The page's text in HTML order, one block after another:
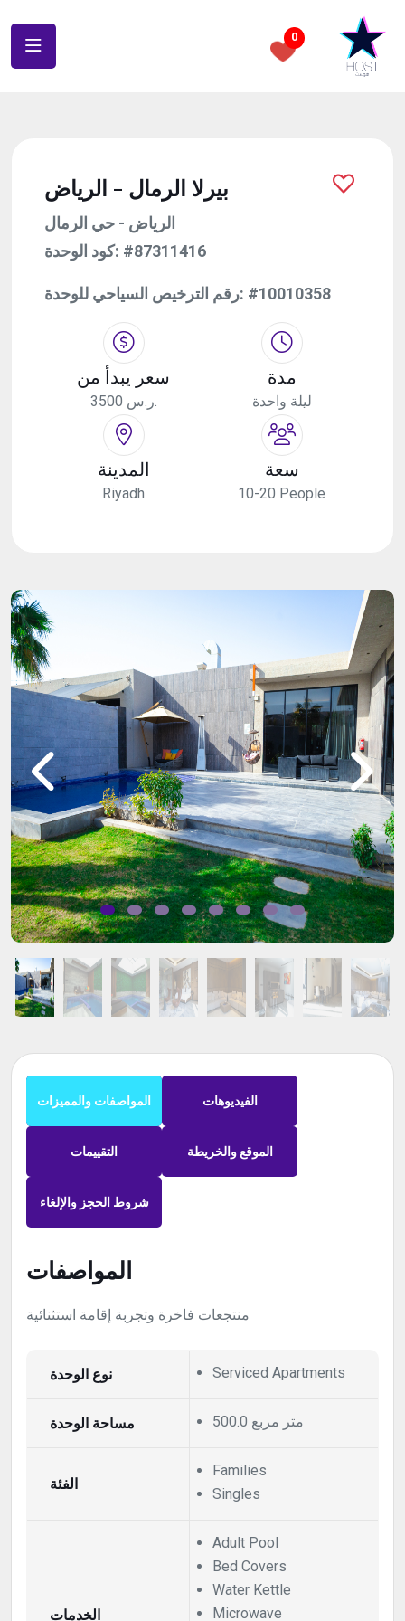
0
بيرلا الرمال - الرياض
الرياض - حي الرمال
كود الوحدة: #87311416
رقم الترخيص السياحي للوحدة: #10010358
سعر يبدأ من
3500 ر.س.
مدة
ليلة واحدة
المدينة
Riyadh
سعة
10-20 People
المواصفات والمميزات الفيديوهات
التقييمات الموقع والخريطة
شروط الحجز والإلغاء
المواصفات
منتجعات فاخرة وتجربة إقامة استثنائية
نوع الوحدة Serviced Apartments
مساحة الوحدة 500.0 متر مربع
الفئة
Families
Singles
الخدمات
Adult Pool
Bed Covers
Water Kettle
Microwave